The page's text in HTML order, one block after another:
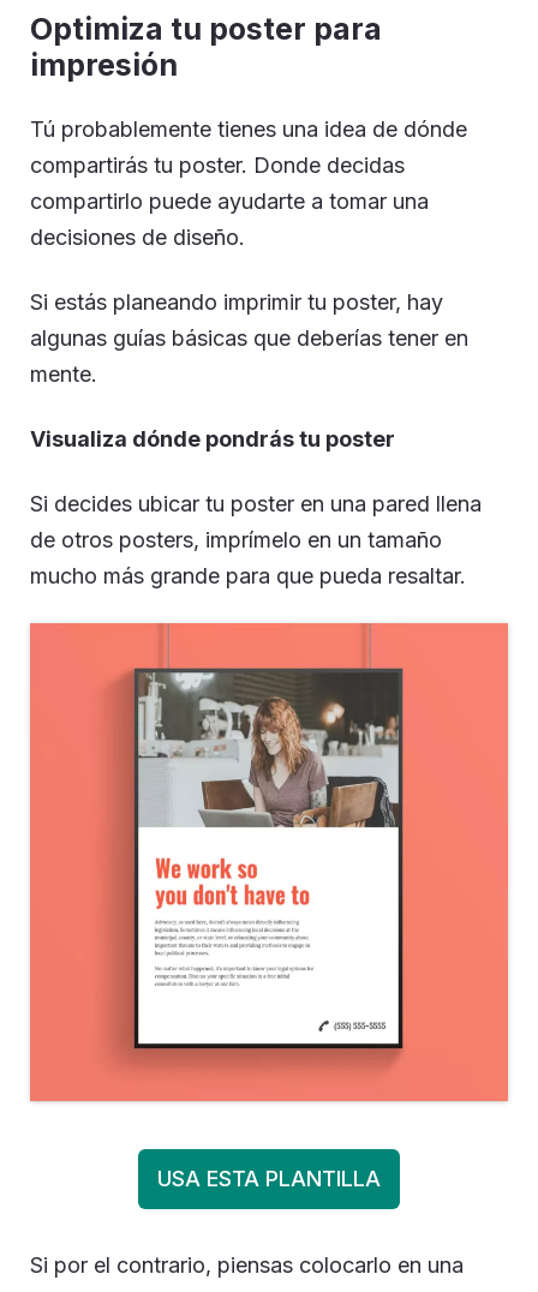
Optimiza tu poster para
impresión
Tú probablemente tienes una idea de dónde
compartirás tu poster. Donde decidas
compartirlo puede ayudarte a tomar una
decisiones de diseño.
Si estás planeando imprimir tu poster, hay
algunas guías básicas que deberías tener en
mente.
Visualiza dónde pondrás tu poster
Si decides ubicar tu poster en una pared llena
de otros posters, imprímelo en un tamaño
mucho más grande para que pueda resaltar.
USA ESTA PLANTILLA
Si por el contrario, piensas colocarlo en una